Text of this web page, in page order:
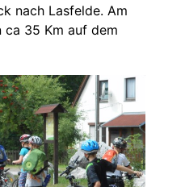
nach Lasfelde. Am
ca 35 Km auf dem